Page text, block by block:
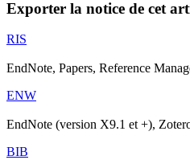
Exporter la notice de cet
RIS
EndNote, Papers, Reference
ENW
EndNote (version X9.1 et +),
BIB